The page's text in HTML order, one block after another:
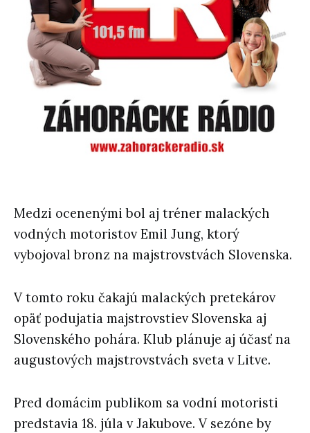
Medzi ocenenými bol aj tréner malackých
vodných motoristov Emil Jung, ktorý
vybojoval bronz na majstrovstvách Slovenska.
V tomto roku čakajú malackých pretekárov
opäť podujatia majstrovstiev Slovenska aj
Slovenského pohára. Klub plánuje aj účasť na
augustových majstrovstvách sveta v Litve.
Pred domácim publikom sa vodní motoristi
predstavia 18. júla v Jakubove. V sezóne by